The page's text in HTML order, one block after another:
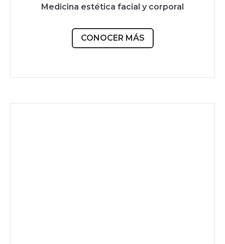
Medicina estética facial y corporal
CONOCER MÁS